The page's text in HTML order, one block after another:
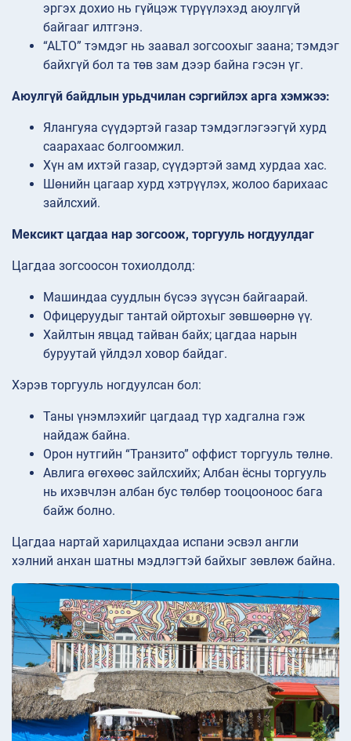
эргэх дохио нь гүйцэж түрүүлэхэд аюулгүй
байгааг илтгэнэ.
“ALTO” тэмдэг нь заавал зогсоохыг заана; тэмдэг
байхгүй бол та төв зам дээр байна гэсэн үг.
Аюулгүй байдлын урьдчилан сэргийлэх арга хэмжээ:
Ялангуяа сүүдэртэй газар тэмдэглэгээгүй хурд
саарахаас болгоомжил.
Хүн ам ихтэй газар, сүүдэртэй замд хурдаа хас.
Шөнийн цагаар хурд хэтрүүлэх, жолоо барихаас
зайлсхий.
Мексикт цагдаа нар зогсоож, торгууль ногдуулдаг
Цагдаа зогсоосон тохиолдолд:
Машиндаа суудлын бүсээ зүүсэн байгаарай.
Офицеруудыг тантай ойртохыг зөвшөөрнө үү.
Хайлтын явцад тайван байх; цагдаа нарын
буруутай үйлдэл ховор байдаг.
Хэрэв торгууль ногдуулсан бол:
Таны үнэмлэхийг цагдаад түр хадгална гэж
найдаж байна.
Орон нутгийн “Транзито” оффист торгууль төлнө.
Авлига өгөхөөс зайлсхийх; Албан ёсны торгууль
нь ихэвчлэн албан бус төлбөр тооцооноос бага
байж болно.
Цагдаа нартай харилцахдаа испани эсвэл англи
хэлний анхан шатны мэдлэгтэй байхыг зөвлөж байна.